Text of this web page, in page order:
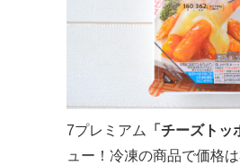
7プレミアム 「チーズトッ
ュー！冷凍の商品で価格